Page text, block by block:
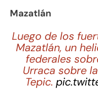
Mazatlán
Luego de los
Mazatlán, un
federales
Urraca sobre
Tepic.